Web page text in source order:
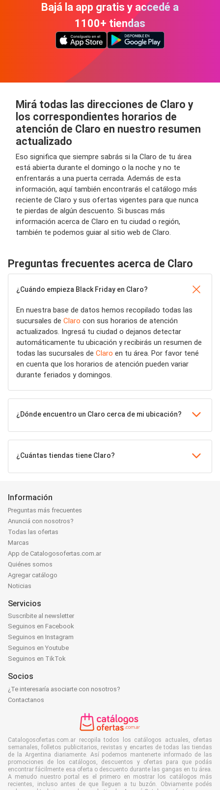
Bajá la app gratis y accedé a
1100+ tiendas
Mirá todas las direcciones de Claro y
los correspondientes horarios de
atención de Claro en nuestro resumen
actualizado
Eso significa que siempre sabrás si la Claro de tu área
está abierta durante el domingo o la noche y no te
enfrentarás a una puerta cerrada. Además de esta
información, aquí también encontrarás el catálogo más
reciente de Claro y sus ofertas vigentes para que nunca
te pierdas de algún descuento. Si buscas más
información acerca de Claro en tu ciudad o región,
también te podemos guiar al sitio web de Claro.
Preguntas frecuentes acerca de Claro
¿Cuándo empieza Black Friday en Claro?
En nuestra base de datos hemos recopilado todas las
sucursales de Claro con sus horarios de atención
actualizados. Ingresá tu ciudad o dejanos detectar
automáticamente tu ubicación y recibirás un resumen de
todas las sucursales de Claro en tu área. Por favor tené
en cuenta que los horarios de atención pueden variar
durante feriados y domingos.
¿Dónde encuentro un Claro cerca de mi ubicación?
¿Cuántas tiendas tiene Claro?
Información
Preguntas más frecuentes
Anunciá con nosotros?
Todas las ofertas
Marcas
App de Catalogosofertas.com.ar
Quiénes somos
Agregar catálogo
Noticias
Servicios
Suscribite al newsletter
Seguinos en Facebook
Seguinos en Instagram
Seguinos en Youtube
Seguinos en TikTok
Socios
¿Te interesaría asociarte con nosotros?
Contactanos
Catalogosofertas.com.ar recopila todos los catálogos actuales, ofertas
semanales, folletos publicitarios, revistas y encartes de todas las tiendas
de la Argentina diariamente. Así podemos mantenerte informado de las
promociones de los catálogos, descuentos y ofertas para que podás
encontrar fácilmente esa oferta o descuento durante las gangas en tu área.
A menudo nuestro portal es el primero en mostrar los catálogos más
recientes, incluso antes de que lleguen a tu buzón. Obviamente podés